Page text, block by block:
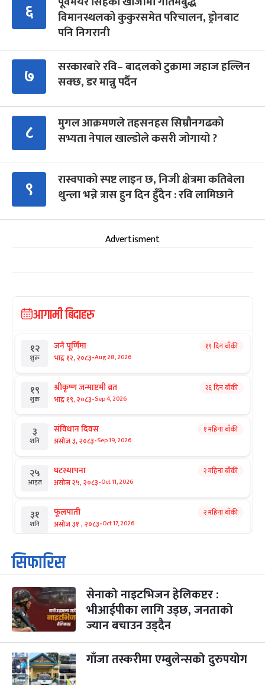
६
विमानस्थलको कुकुरसमेत परिचालन, ड्रोनबाट
पनि निगरानी
७
सरकारबारे रवि– बादलको टुक्रामा जहाज हल्लिन
सक्छ, डर मान्नु पर्दैन
८
मुगल आक्रमणले तहसनहस सिम्रौनगढको
सभ्यता नेपाल खाल्डोले कसरी जोगायो ?
९
रास्वपाको स्पष्ट लाइन छ, निजी क्षेत्रमा कतिबेला
थुन्ला भन्ने त्रास हुन दिन हुँदैन : रवि लामिछाने
Advertisment
आगामी बिदाहरु
१२
शुक्र
जनै पूर्णिमा
भाद्र १२, २०८३-Aug 28, 2026
१९ दिन बाँकी
१९
शुक्र
श्रीकृष्ण जन्माष्टमी व्रत
भाद्र १९, २०८३-Sep 4, 2026
२६ दिन बाँकी
३
शनि
संविधान दिवस
असोज ३, २०८३-Sep 19, 2026
१ महिना बाँकी
२५
आइत
घटस्थापना
असोज २५, २०८३-Oct 11, 2026
२ महिना बाँकी
३१
शनि
फूलपाती
असोज ३१ , २०८३-Oct 17, 2026
२ महिना बाँकी
१
आइत
कार्तिक सङ्क्रान्ति
कार्तिक १, २०८३
३
मंगल
महानवमी
कार्तिक ३, २०८३-Oct 20, 2026
२ महिना बाँकी
४
कार्तिक ४, २०८३
५ पापा‌ङ्कुशा एकादशी व्रत
सिफारिस
सेनाको नाइटभिजन हेलिकप्टर :
भीआईपीका लागि उड्छ, जनताको
ज्यान बचाउन उड्दैन
गाँजा तस्करीमा एम्बुलेन्सको दुरुपयोग